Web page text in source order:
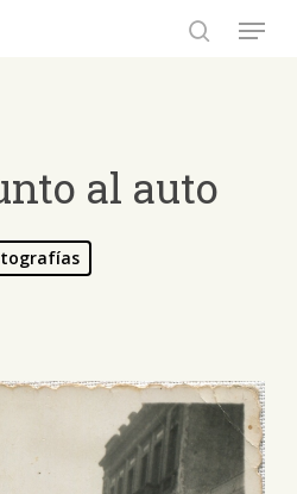
Menu
al auto